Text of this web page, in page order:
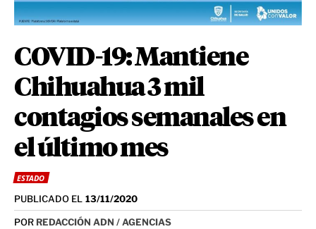
COVID-19: Mantiene
Chihuahua 3 mil
contagios semanales en
el último mes
ESTADO
PUBLICADO EL 13/11/2020
POR REDACCIÓN ADN / AGENCIAS